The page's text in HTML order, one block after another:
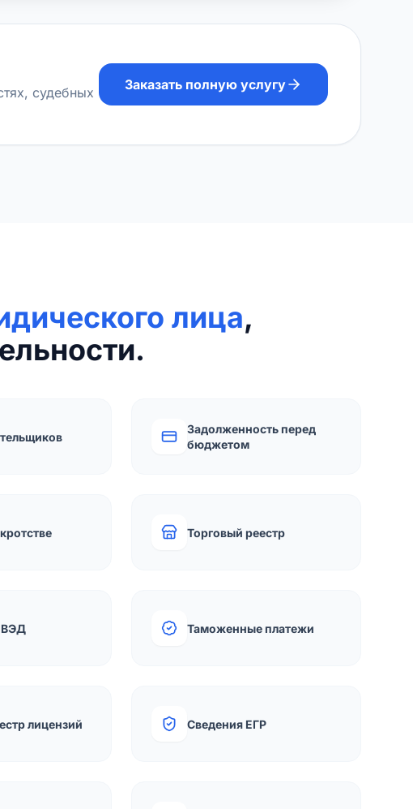
судебных
Заказать полную услугу
лица,
Задолженность перед
бюджетом
Торговый реестр
ВЭД Таможенные платежи
лицензий Сведения ЕГР